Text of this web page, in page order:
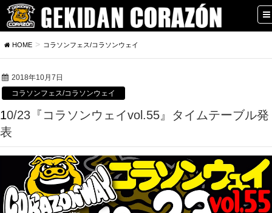
HOME コラソンフェス/コラソンウェイ
2018年10月7日
コラソンフェス/コラソンウェイ
10/23『コラソンウェイvol.55』タイムテーブル発
表